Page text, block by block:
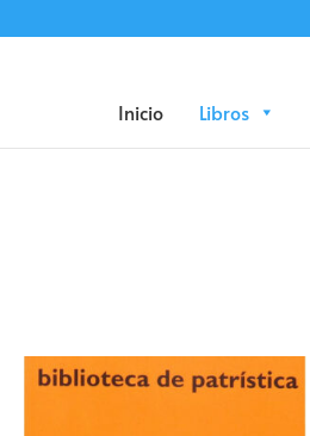
Inicio Libros
Búsqueda